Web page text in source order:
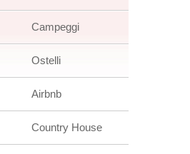
Campeggi
Ostelli
Airbnb
Country House